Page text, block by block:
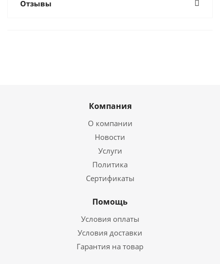
Отзывы
Компания
О компании
Новости
Услуги
Политика
Сертификаты
Помощь
Условия оплаты
Условия доставки
Гарантия на товар